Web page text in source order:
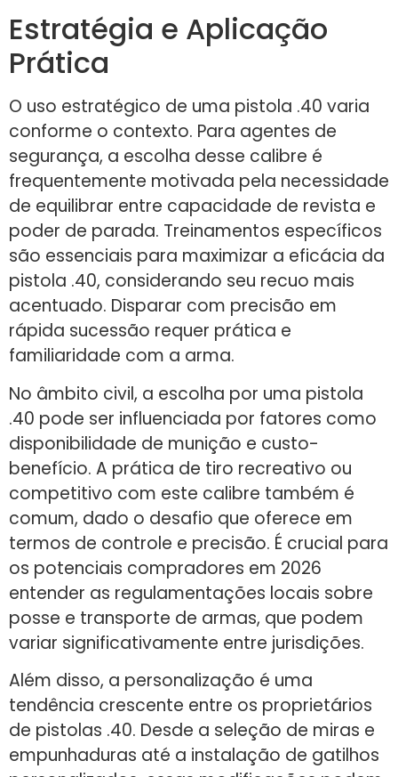
Estratégia e Aplicação
Prática
O uso estratégico de uma pistola .40 varia
conforme o contexto. Para agentes de
segurança, a escolha desse calibre é
frequentemente motivada pela necessidade
de equilibrar entre capacidade de revista e
poder de parada. Treinamentos específicos
são essenciais para maximizar a eficácia da
pistola .40, considerando seu recuo mais
acentuado. Disparar com precisão em
rápida sucessão requer prática e
familiaridade com a arma.
No âmbito civil, a escolha por uma pistola
.40 pode ser influenciada por fatores como
disponibilidade de munição e custo-
benefício. A prática de tiro recreativo ou
competitivo com este calibre também é
comum, dado o desafio que oferece em
termos de controle e precisão. É crucial para
os potenciais compradores em 2026
entender as regulamentações locais sobre
posse e transporte de armas, que podem
variar significativamente entre jurisdições.
Além disso, a personalização é uma
tendência crescente entre os proprietários
de pistolas .40. Desde a seleção de miras e
empunhaduras até a instalação de gatilhos